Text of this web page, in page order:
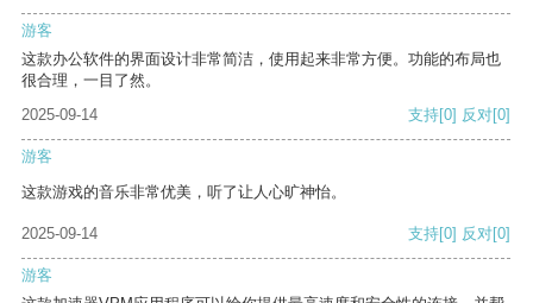
游客
这款办公软件的界面设计非常简洁，使用起来非常方便。功能的布局也
很合理，一目了然。
2025-09-14
支持[0] 反对[0]
游客
这款游戏的音乐非常优美，听了让人心旷神怡。
2025-09-14 支持[0] 反对[0]
游客